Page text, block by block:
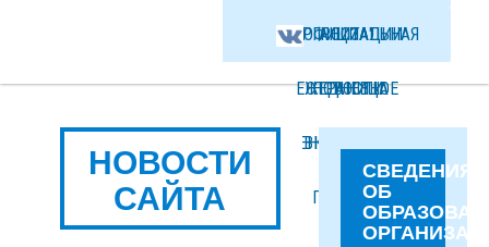
ОРГАНИЗАЦИИ
НОВОСТИ
ФАЙЛЫ
РОСТА"
ЕЖЕДНЕВНОЕ
МЕНЮ ГОРЯЧЕГО
ПИТАНИЯ
ОФИЦИАЛЬНАЯ
СТРАНИЦА
ВКОНТАКТЕ
НОВОСТИ
САЙТА
СВЕДЕНИЯ
ОБ